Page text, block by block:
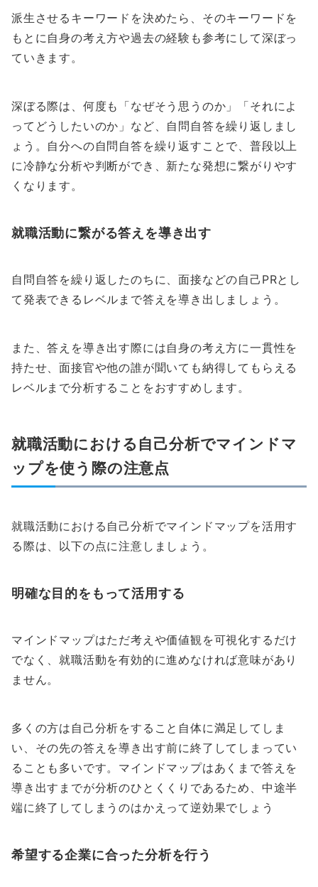
派生させるキーワードを決めたら、そのキーワードを
もとに自身の考え方や過去の経験も参考にして深ぼっ
ていきます。
深ぼる際は、何度も「なぜそう思うのか」「それによ
ってどうしたいのか」など、自問自答を繰り返しまし
ょう。自分への自問自答を繰り返すことで、普段以上
に冷静な分析や判断ができ、新たな発想に繋がりやす
くなります。
就職活動に繋がる答えを導き出す
自問自答を繰り返したのちに、面接などの自己PRとし
て発表できるレベルまで答えを導き出しましょう。
また、答えを導き出す際には自身の考え方に一貫性を
持たせ、面接官や他の誰が聞いても納得してもらえる
レベルまで分析することをおすすめします。
就職活動における自己分析でマインドマ
ップを使う際の注意点
就職活動における自己分析でマインドマップを活用す
る際は、以下の点に注意しましょう。
明確な目的をもって活用する
マインドマップはただ考えや価値観を可視化するだけ
でなく、就職活動を有効的に進めなければ意味があり
ません。
多くの方は自己分析をすること自体に満足してしま
い、その先の答えを導き出す前に終了してしまってい
ることも多いです。マインドマップはあくまで答えを
導き出すまでが分析のひとくくりであるため、中途半
端に終了してしまうのはかえって逆効果でしょう
希望する企業に合った分析を行う